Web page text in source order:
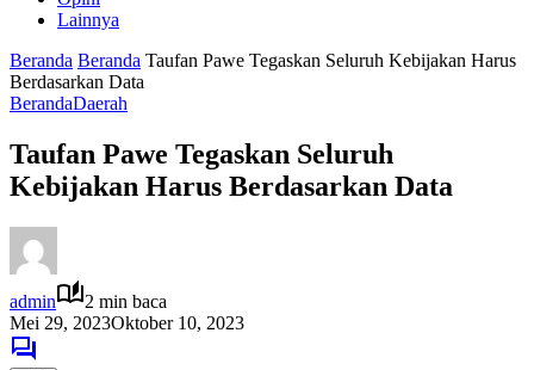
Lainnya
Beranda Beranda Taufan Pawe Tegaskan Seluruh Kebijakan Harus
Berdasarkan Data
BerandaDaerah
Taufan Pawe Tegaskan Seluruh
Kebijakan Harus Berdasarkan Data
admin
2 min baca
Mei 29, 2023Oktober 10, 2023